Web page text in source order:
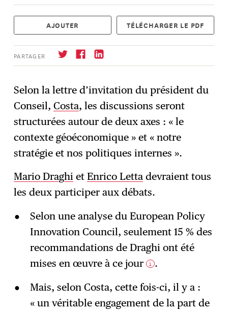
AJOUTER TÉLÉCHARGER LE PDF
PARTAGER
→ S'abonner
Selon la lettre d’invitation du président du
Conseil,Costa, les discussions seront
structurées autour de deux axes : « le
contexte géoéconomique » et « notre
stratégie et nos politiques internes ».
Mario Draghi etEnrico Letta devraient tous
les deux participer aux débats.
Selon une analyse du European Policy
Innovation Council, seulement 15 % des
recommandations de Draghi ont été
mises en œuvre à ce jour
1 .
Mais, selon Costa, cette fois-ci, il y a :
« un véritable engagement de la part de